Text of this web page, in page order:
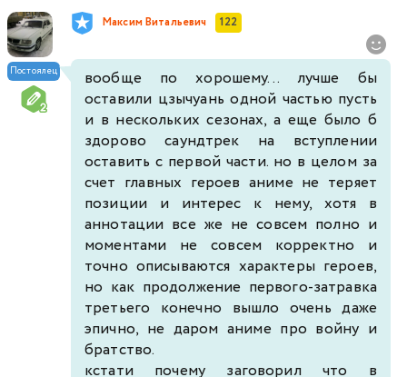
Постоялец
Максим Витальевич 122
вообще по хорошему... лучше бы
оставили цзычуань одной частью пусть
и в нескольких сезонах, а еще было б
здорово саундтрек на вступлении
оставить с первой части. но в целом за
счет главных героев аниме не теряет
позиции и интерес к нему, хотя в
аннотации все же не совсем полно и
моментами не совсем корректно и
точно описываются характеры героев,
но как продолжение первого-затравка
третьего конечно вышло очень даже
эпично, не даром аниме про войну и
братство.
кстати почему заговорил что в